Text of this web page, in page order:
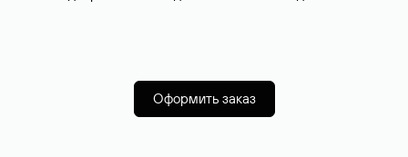
Оформить заказ